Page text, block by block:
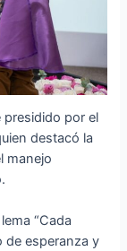
presidido por el
destacó la
manejo
“Cada
de esperanza y